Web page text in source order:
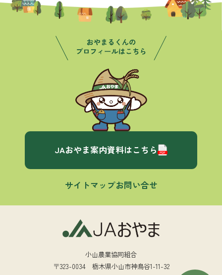
JAおやま案内資料はこちら
サイトマップお問い合せ
小山農業協同組合
〒323-0034 栃木県小山市神鳥谷1-11-32